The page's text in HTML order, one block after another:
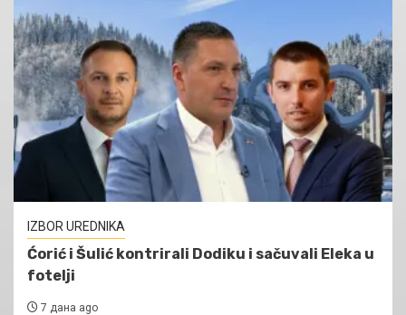
IZBOR UREDNIKA
Ćorić i Šulić kontrirali Dodiku i sačuvali Eleka u
fotelji
7 дана ago